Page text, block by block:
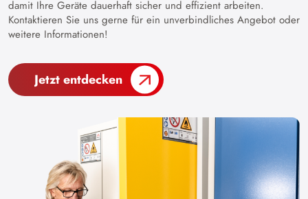
damit Ihre Geräte dauerhaft sicher und effizient arbeiten.
Kontaktieren Sie uns gerne für ein unverbindliches Angebot oder
weitere Informationen!
Jetzt entdecken